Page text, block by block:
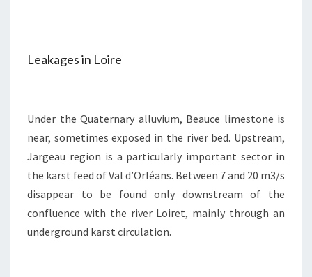
Leakages in Loire
Under the Quaternary alluvium, Beauce limestone is
near, sometimes exposed in the river bed. Upstream,
Jargeau region is a particularly important sector in
the karst feed of Val d’Orléans. Between 7 and 20 m3/s
disappear to be found only downstream of the
confluence with the river Loiret, mainly through an
underground karst circulation.